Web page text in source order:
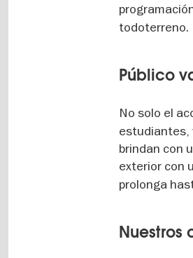
todoterreno.
Público
No solo el
estudiantes,
brindan con
exterior con
prolonga
Nuestros